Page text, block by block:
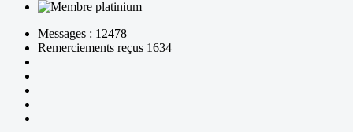
Messages : 12478
Remerciements reçus 1634